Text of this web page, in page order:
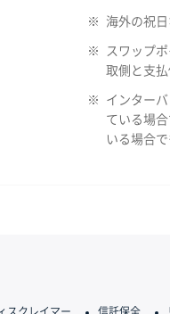
※ 海外の祝
※
スワップ
取側と支払
※
インター
ている場
いる場合